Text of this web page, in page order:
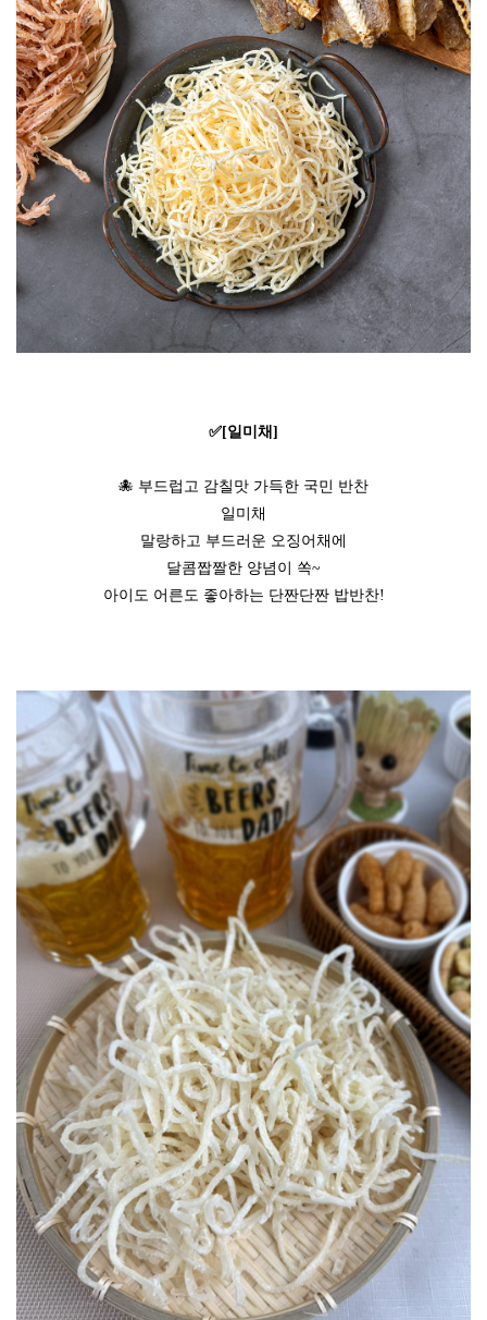
✅[일미채]
🐙 부드럽고 감칠맛 가득한 국민 반찬
일미채
말랑하고 부드러운 오징어채에
달콤짭짤한 양념이 쏙~
아이도 어른도 좋아하는 단짠단짠 밥반찬!